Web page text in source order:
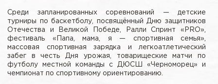
Среди запланированных соревнований — детские
турниры по баскетболу, посвящённый Дню защитников
Отечества и Великой Победе, Ралли Спринт «PRO»,
фестиваль «Папа, мама, я — спортивная семья»,
массовая спортивная зарядка и легкоатлетический
забег в честь Дня урожая, товарищеские матчи по
футболу местной команды с ДЮСШ «Черноморец» и
чемпионат по спортивному ориентированию.